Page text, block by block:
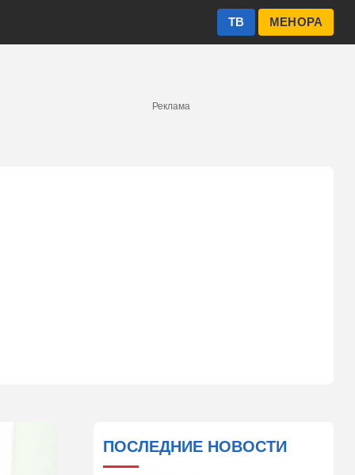
МЕНОРА
ТВ
Реклама
ПОСЛЕДНИЕ НОВОСТИ